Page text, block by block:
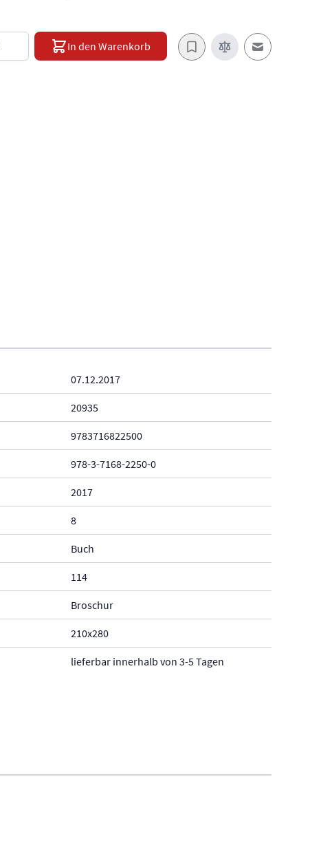
In den Warenkorb
E-Mail an
07.12.2017
20935
9783716822500
978-3-7168-2250-0
2017
8
Buch
114
Broschur
210x280
lieferbar innerhalb von 3-5 Tagen